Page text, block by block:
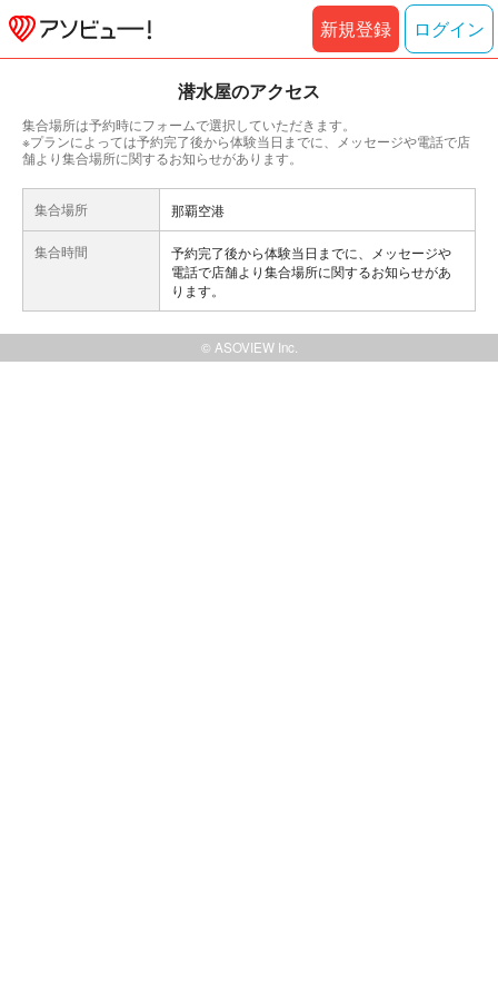
新規登録 ログイン
潜水屋のアクセス
集合場所は予約時にフォームで選択していただきます。
※プランによっては予約完了後から体験当日までに、メッセージや電話で店
舗より集合場所に関するお知らせがあります。
集合場所 那覇空港
集合時間
予約完了後から体験当日までに、メッセージや
電話で店舗より集合場所に関するお知らせがあ
ります。
© ASOVIEW Inc.